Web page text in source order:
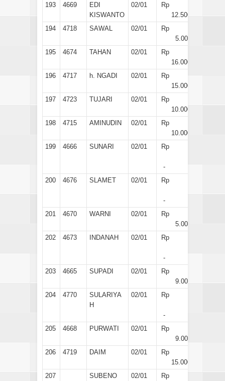
193
4669
EDI
KISWANTO
02/01
Rp
12.500
194
4718 SAWAL 02/01
Rp
5.000
195
4674 TAHAN 02/01
Rp
16.000
196
4717 h. NGADI 02/01
Rp
15.000
197
4723 TUJARI 02/01
Rp
10.000
198
4715 AMINUDIN 02/01
Rp
10.000
199
4666 SUNARI 02/01 Rp
-
200
4676 SLAMET 02/01 Rp
-
201
4670 WARNI 02/01
Rp
5.000
202
4673 INDANAH 02/01 Rp
-
203
4665 SUPADI 02/01
Rp
9.000
204
4770
SULARIYA
H
02/01 Rp
-
205
4668 PURWATI 02/01
Rp
9.000
206
4719 DAIM 02/01
Rp
15.000
207
SUBENO 02/01
Rp